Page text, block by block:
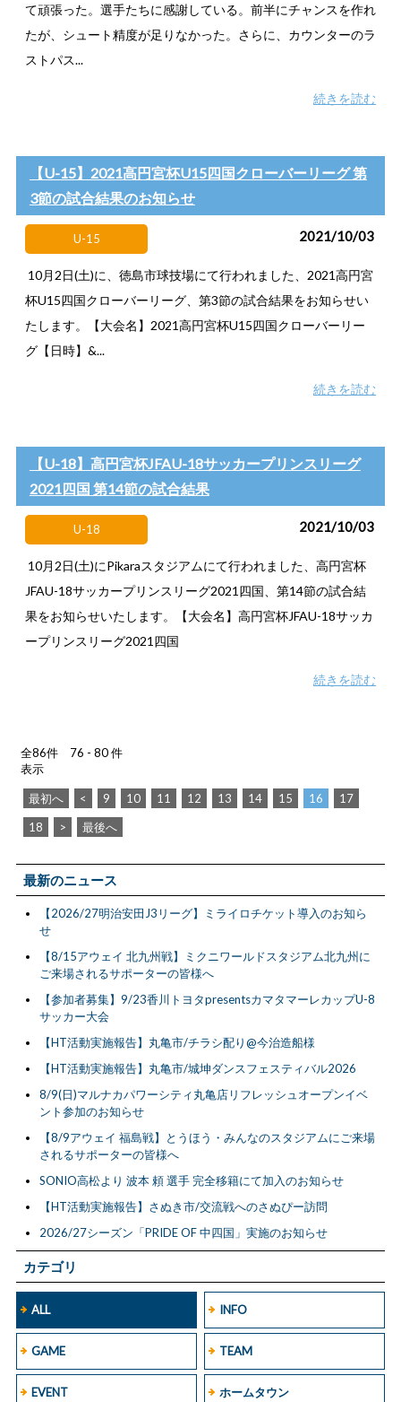
カテゴリ
ALL INFO
GAME TEAM
EVENT ホームタウン
て頑張った。選手たちに感謝している。前半にチャンスを作れ
たが、シュート精度が足りなかった。さらに、カウンターのラ
ストパス...
続きを読む
【U-15】2021高円宮杯U15四国クローバーリーグ 第
3節の試合結果のお知らせ
U-15 2021/10/03
10月2日(土)に、徳島市球技場にて行われました、2021高円宮
杯U15四国クローバーリーグ、第3節の試合結果をお知らせい
たします。【大会名】2021高円宮杯U15四国クローバーリー
グ【日時】&...
続きを読む
【U-18】高円宮杯JFAU-18サッカープリンスリーグ
2021四国 第14節の試合結果
U-18 2021/10/03
10月2日(土)にPikaraスタジアムにて行われました、高円宮杯
JFAU-18サッカープリンスリーグ2021四国、第14節の試合結
果をお知らせいたします。【大会名】高円宮杯JFAU-18サッカ
ープリンスリーグ2021四国
続きを読む
全86件 76 - 80 件
表示
最初へ < 9 10 11 12 13 14 15 16
17
18
> 最後へ
最新のニュース
【2026/27明治安田J3リーグ】ミライロチケット導入のお知ら
せ
【8/15アウェイ 北九州戦】ミクニワールドスタジアム北九州に
ご来場されるサポーターの皆様へ
【参加者募集】9/23香川トヨタpresentsカマタマーレカップU-8
サッカー大会
【HT活動実施報告】丸亀市/チラシ配り@今治造船様
【HT活動実施報告】丸亀市/城坤ダンスフェスティバル2026
8/9(日)マルナカパワーシティ丸亀店リフレッシュオープンイベ
ント参加のお知らせ
【8/9アウェイ 福島戦】とうほう・みんなのスタジアムにご来場
されるサポーターの皆様へ
SONIO高松より 波本 頼 選手 完全移籍にて加入のお知らせ
【HT活動実施報告】さぬき市/交流戦へのさぬぴー訪問
2026/27シーズン「PRIDE OF 中四国」実施のお知らせ